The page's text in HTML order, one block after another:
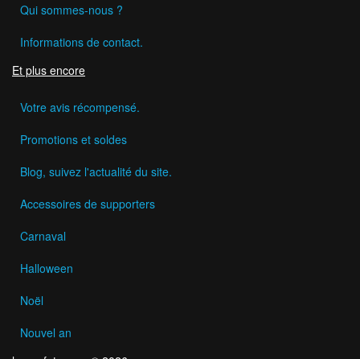
Qui sommes-nous ?
Informations de contact.
Et plus encore
Votre avis récompensé.
Promotions et soldes
Blog, suivez l'actualité du site.
Accessoires de supporters
Carnaval
Halloween
Noël
Nouvel an